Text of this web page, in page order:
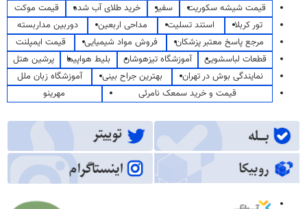
قیمت شیشه سکوریت سفیر خرید طلای آب شده
قیمت موکت
تور کربلا
استند تسلیت مداحی اربعین
دوربین مداربسته
مرجع پاسخ معتبر پزشکان
فروش مواد شیمیایی
قیمت ایمپلنت
قطعات لباسشویی
آموزشگاه تیزهوشان بلیط هواپیما
پرشین هتل
نمایندگی بوش در تهران
بهترین جراح بینی
آموزشگاه زبان ملل
قیمت و خرید سمعک نامرئی
مهرینو